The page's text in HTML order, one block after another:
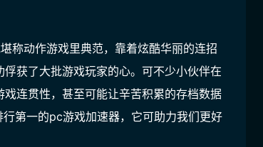
称动作游戏里典范，靠着炫酷华丽的连招
获了大批游戏玩家的心。可不少小伙伴在
连贯性，甚至可能让辛苦积累的存档数据
行第一的pc游戏加速器，它可助力我们更好